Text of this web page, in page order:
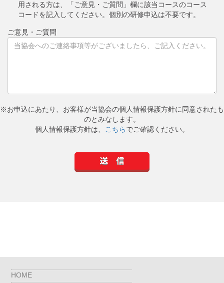
用される方は、「ご意見・ご質問」欄に該当コースのコース
コードを記入してください。個別の研修申込は不要です。
ご意見・ご質問
※お申込にあたり、お客様が当協会の個人情報保護方針に同意されたも
のとみなします。
個人情報保護方針は、 こちらでご確認ください。
HOME